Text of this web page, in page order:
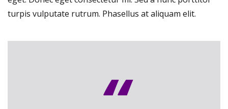
turpis vulputate rutrum. Phasellus at aliquam elit.